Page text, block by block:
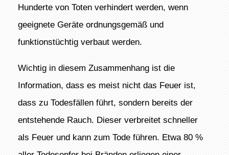
Hunderte von Toten verhindert werden, wenn
geeignete Geräte ordnungsgemäß und
funktionstüchtig verbaut werden.
Wichtig in diesem Zusammenhang ist die
Information, dass es meist nicht das Feuer ist,
dass zu Todesfällen führt, sondern bereits der
entstehende Rauch. Dieser verbreitet schneller
als Feuer und kann zum Tode führen. Etwa 80 %